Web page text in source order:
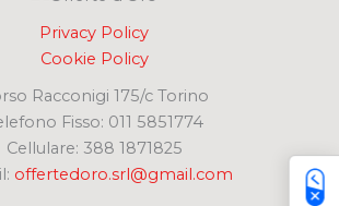
Privacy Policy
Cookie Policy
Racconigi 175/c Torino
Fisso: 011 5851774
Cellulare: 388 1871825
offertedoro.srl@gmail.com